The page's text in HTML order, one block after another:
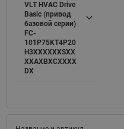
VLT HVAC Drive
Basic (привод
базовой серии)
FC-
101P75KT4P20
H3XXXXXXSXX
XXAXBXCXXXX
DX